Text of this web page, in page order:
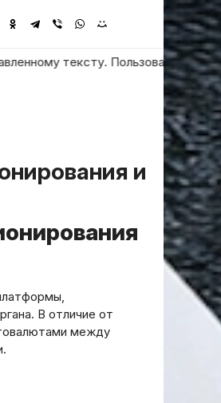
тексту. Пользователь
В отличие от
между